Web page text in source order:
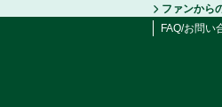
ファンから
FAQ/お問い